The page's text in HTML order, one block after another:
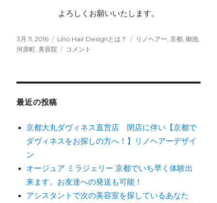
よろしくお願いいたします。
投
稿
3月 11, 2016
カ
テ
ー
Lino Hair Designとは？
タ
リノヘアー,京都,御池,
河原町, 美容院
Lino-
KYOTO
コメント
最近の投稿
京都大丸ダヴィネス直営店 閉店に伴い【京都で
ダヴィネスをお探しの方へ！】リノヘアーデザイ
ン
オージュア ミラジェリー 京都でいち早く体験出
来ます。お友達への発送も可能！
アシスタントで次の美容室を探しているあなた